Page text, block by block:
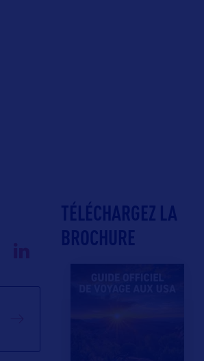
TÉLÉCHARGEZ LA
BROCHURE